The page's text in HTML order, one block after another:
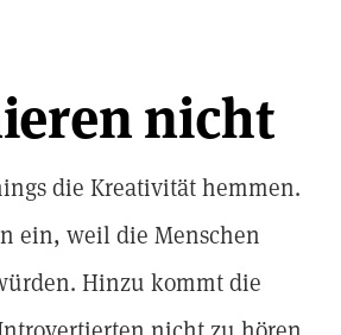
nicht
die Kreativität hemmen.
ein, weil die Menschen
Hinzu kommt die